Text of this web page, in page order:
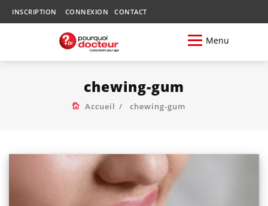
INSCRIPTION CONNEXION CONTACT
Menu
chewing-gum
Accueil chewing-gum